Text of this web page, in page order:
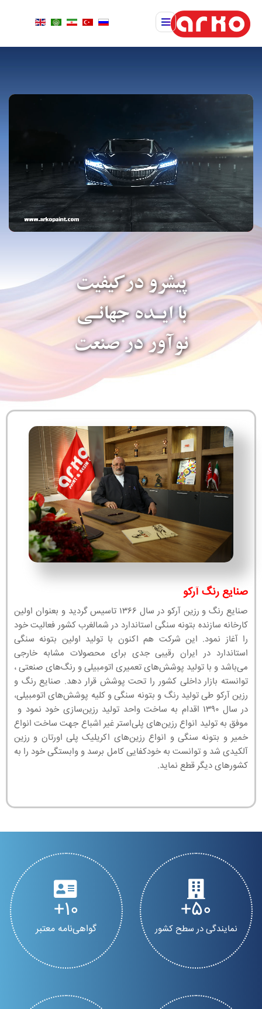
پیشرو درکیفیت
با ایـده جهانـی
نوآور در صنعت
صنایع رنگ آرکو
صنایع رنگ و رزین آرکو در سال ۱۳۶۶ تاسیس گردید و بعنوان اولین
کارخانه سازنده بتونه سنگی استاندارد در شمالغرب کشور فعالیت خود
را آغاز نمود. این شرکت هم اکنون با تولید اولین بتونه سنگی
استاندارد در ایران رقیبی جدی برای محصولات مشابه خارجی
می‌باشد و با تولید پوشش‌های تعمیری اتومبیلی و رنگ‌های صنعتی ،
توانسته بازار داخلی کشور را تحت پوشش قرار دهد. صنایع رنگ و
رزین آرکو طی تولید رنگ و بتونه سنگی و کلیه پوشش‌های اتومبیلی،
در سال ۱۳۹۰ اقدام به ساخت واحد تولید رزین‌سازی خود نمود و
موفق به تولید انواع رزین‌های پلی‌استر غیر اشباع جهت ساخت انواع
خمیر و بتونه سنگی و انواع رزین‌های اکریلیک پلی اورتان و رزین
آلکیدی شد و توانست به خودکفایی کامل برسد و وابستگی خود را به
کشورهای دیگر قطع نماید.
50
نمایندگی در سطح کشور
10
گواهی‌نامه معتبر